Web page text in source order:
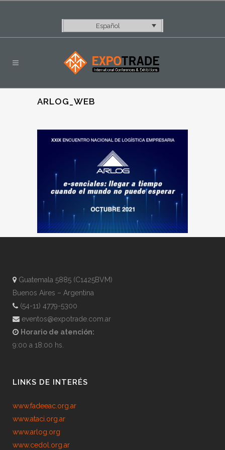
Español
ARLOG_WEB
Guatemala 5885 (C1425BVM)
Buenos Aires – Argentina
(54-11) 4779-5300
eventos@expotrade.com.ar
Horario de atención:
9:00 a 18:00 hs.
LINKS DE INTERÉS
www.fadeeac.org.ar
www.ataci.org.ar
www.arlog.org
www.cedol.org.ar